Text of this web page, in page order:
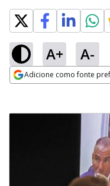
A+ A-
Adicione como fonte